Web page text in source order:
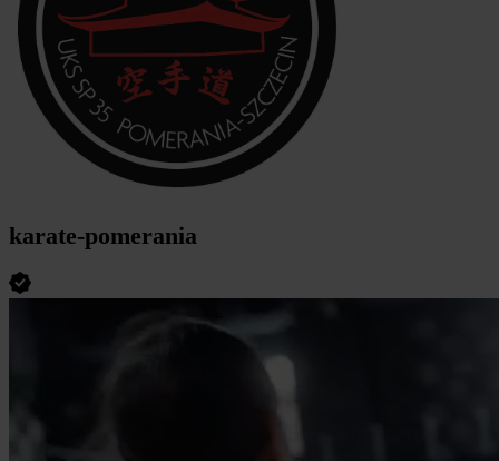
karate-pomerania